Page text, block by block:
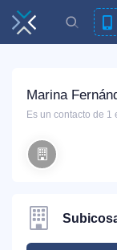
Marina
Es un contacto de 1